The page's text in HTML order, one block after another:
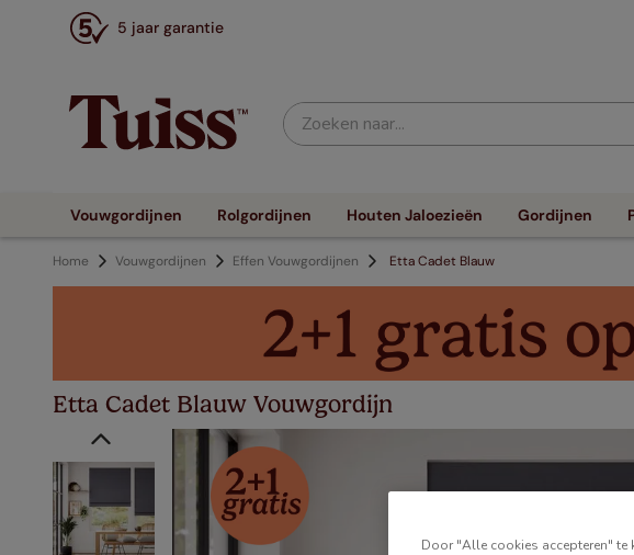
5 jaar garantie
Zoeken naar...
Vouwgordijnen Rolgordijnen Houten Jaloezieën Gordijnen
Home Vouwgordijnen Effen Vouwgordijnen Etta Cadet Blauw
Etta Cadet Blauw Vouwgordijn
Door "Alle cookies accepteren"